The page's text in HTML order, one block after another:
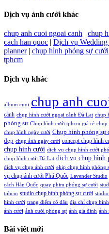
Dịch vụ ảnh cưới khác
chup anh cuoi ngoai canh chup
cach han quoc
Dịch vụ
planner| chụp hình phóng sự cưới
tphcm
Dịch vụ khác
album cuoi chup anh
cảnh chụp hình cưới ngoại cảnh Đà Lạt chụp
phóng sự Chụp hình cưới tphcm giá rẻ chụp
chụp hình ngày cưới Chụp hình phóng sự
đẹp chụp ảnh ngày cưới concept chụp hình
chụp hình cưới dịch vụ chụp hình cưới
chụp hình cưới Đà Lạt dịch vụ chụp hình
dịch vụ chụp ảnh cưới ekip chụp hình phóng
vụ chụp ảnh cưới Phú Quốc Lavender Studio
cách Hàn Quốc quay phim phóng sự cưới
tphcm studio chụp hình phóng sự cưới
hình cưới trang điểm cô dâu địa chỉ chụp
ảnh cưới ảnh cưới phóng sự ảnh gia đình ảnh
Bài viết mới